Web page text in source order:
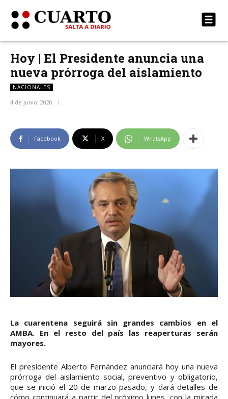
Hoy | El Presidente anuncia una
nueva prórroga del aislamiento
NACIONALES
4 de junio, 2020
Facebook X WhatsApp
La cuarentena seguirá sin grandes cambios en el
AMBA. En el resto del país las reaperturas serán
mayores.
El presidente Alberto Fernández anunciará hoy una nueva
prórroga del aislamiento social, preventivo y obligatorio,
que se inició el 20 de marzo pasado, y dará detalles de
cómo continuará a partir del próximo lunes, con la mirada